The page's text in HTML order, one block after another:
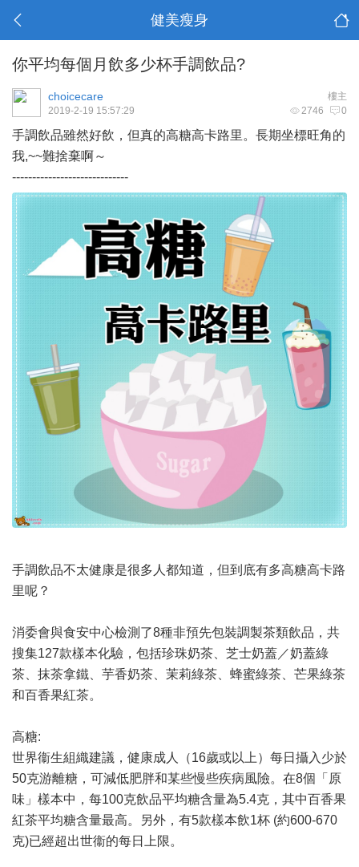
健美瘦身
你平均每個月飲多少杯手調飲品?
樓主
choicecare
2746 0
2019-2-19 15:57:29
手調飲品雖然好飲，但真的高糖高卡路里。長期坐標旺角的
我,~~難捨棄啊～
-----------------------------
手調飲品不太健康是很多人都知道，但到底有多高糖高卡路
里呢？
消委會與食安中心檢測了8種非預先包裝調製茶類飲品，共
搜集127款樣本化驗，包括珍珠奶茶、芝士奶蓋／奶蓋綠
茶、抹茶拿鐵、芋香奶茶、茉莉綠茶、蜂蜜綠茶、芒果綠茶
和百香果紅茶。
高糖:
世界衞生組織建議，健康成人（16歲或以上）每日攝入少於
50克游離糖，可減低肥胖和某些慢些疾病風險。在8個「原
味」樣本中，每100克飲品平均糖含量為5.4克，其中百香果
紅茶平均糖含量最高。另外，有5款樣本飲1杯 (約600-670
克)已經超出世衞的每日上限。